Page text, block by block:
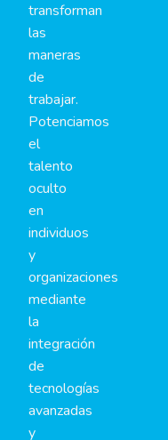
transforman
las
maneras
de
trabajar.
Potenciamos
el
talento
oculto
en
individuos
y
organizaciones
mediante
la
integración
de
tecnologías
avanzadas
y